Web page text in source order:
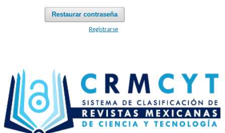
Restaurar contraseña
Registrarse